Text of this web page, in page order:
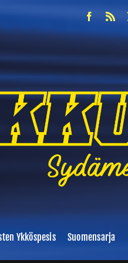
Ykköspesis Suomensarja